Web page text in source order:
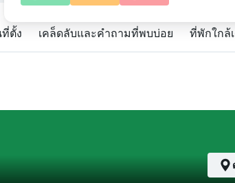
ตั้ง เคล็ดลับและคำถามที่พบบ่อย ที่พักใกล้